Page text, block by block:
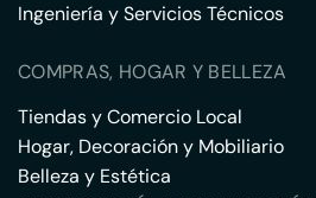
Ingeniería y Servicios Técnicos
COMPRAS, HOGAR Y BELLEZA
Tiendas y Comercio Local
Hogar, Decoración y Mobiliario
Belleza y Estética